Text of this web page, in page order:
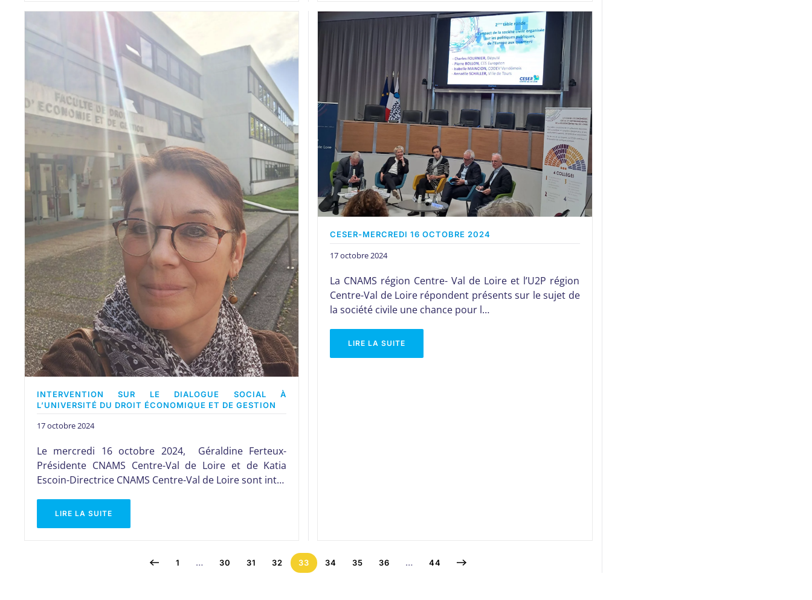
INTERVENTION SUR LE DIALOGUE SOCIAL À
L’UNIVERSITÉ DU DROIT ÉCONOMIQUE ET DE GESTION
17 octobre 2024
Le mercredi 16 octobre 2024, Géraldine Ferteux-
Présidente CNAMS Centre-Val de Loire et de Katia
Escoin-Directrice CNAMS Centre-Val de Loire sont int…
LIRE LA SUITE
CESER-MERCREDI 16 OCTOBRE 2024
17 octobre 2024
La CNAMS région Centre- Val de Loire et l’U2P région
Centre-Val de Loire répondent présents sur le sujet de
la société civile une chance pour l…
LIRE LA SUITE
1 … 30 31 32 33 34 35 36 … 44